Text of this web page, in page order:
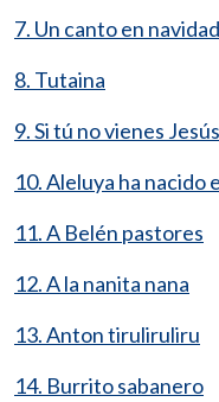
7. Un canto en navidad
8. Tutaina
9. Si tú no vienes Jesús
10. Aleluya ha nacido
11. A Belén pastores
12. A la nanita nana
13. Anton tiruliruliru
14. Burrito sabanero